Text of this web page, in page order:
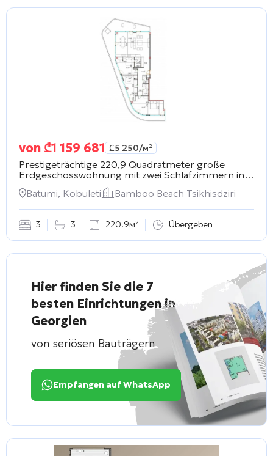
von ₾1 159 681 ₾5 250/м²
Prestigeträchtige 220,9 Quadratmeter große
Erdgeschosswohnung mit zwei Schlafzimmern in
Bamboo Beach Tsikhisdziri
Batumi, Kobuleti Bamboo Beach Tsikhisdziri
3 3 220.9м² Übergeben
Hier finden Sie die 7
besten Einrichtungen in
Georgien
von seriösen Bauträgern
Empfangen auf WhatsApp